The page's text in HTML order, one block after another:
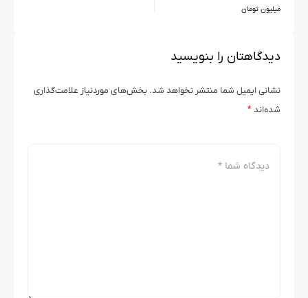
میلیون تومان
دیدگاهتان را بنویسید
نشانی ایمیل شما منتشر نخواهد شد. بخش‌های موردنیاز علامت‌گذاری
شده‌اند*